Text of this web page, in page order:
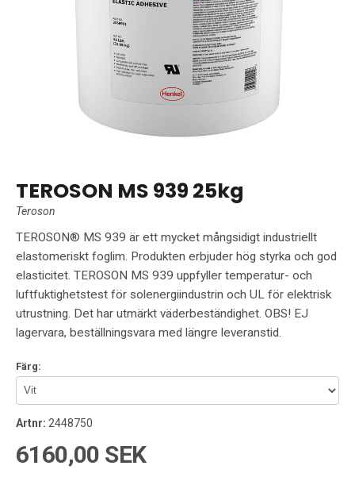
TEROSON MS 939 25kg
Teroson
TEROSON® MS 939 är ett mycket mångsidigt industriellt
elastomeriskt foglim. Produkten erbjuder hög styrka och god
elasticitet. TEROSON MS 939 uppfyller temperatur- och
luftfuktighetstest för solenergiindustrin och UL för elektrisk
utrustning. Det har utmärkt väderbeständighet. OBS! EJ
lagervara, beställningsvara med längre leveranstid.
Färg:
Artnr: 2448750
6160,00 SEK